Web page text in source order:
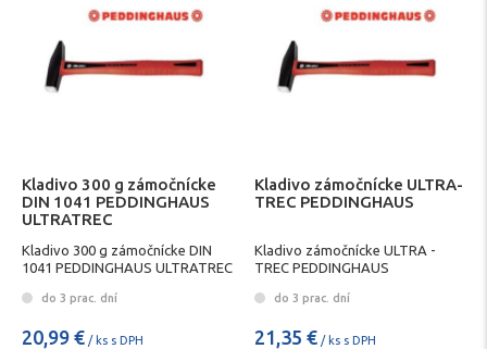
Kladivo 300 g zámočnícke
DIN 1041 PEDDINGHAUS
ULTRATREC
Kladivo 300 g zámočnícke DIN
1041 PEDDINGHAUS ULTRATREC
do 3 prac. dní
20,99 € / ks s DPH
Kladivo zámočnícke ULTRA-
TREC PEDDINGHAUS
Kladivo zámočnícke ULTRA -
TREC PEDDINGHAUS
do 3 prac. dní
21,35 € / ks s DPH